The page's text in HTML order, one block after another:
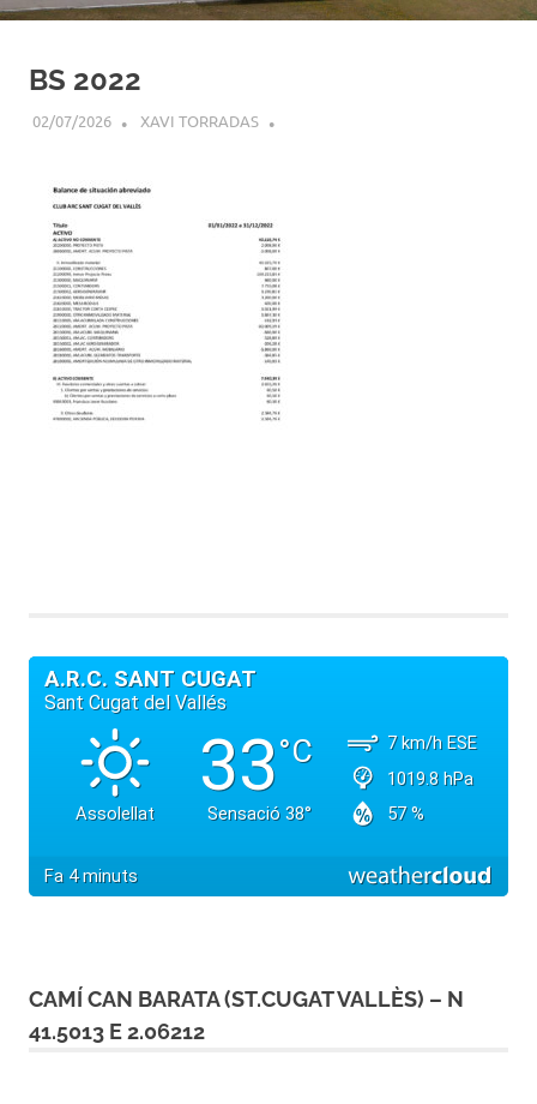
BS 2022
02/07/2026 XAVI TORRADAS
CAMÍ CAN BARATA (ST.CUGAT VALLÈS) – N
41.5013 E 2.06212